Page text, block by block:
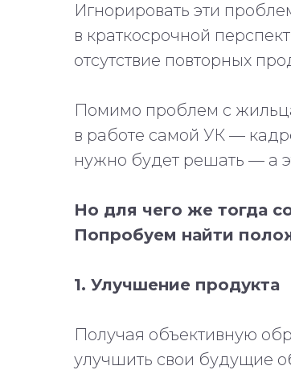
Игнорировать эти
в краткосрочной
отсутствие повторных
Помимо проблем с
в работе самой УК —
нужно будет решать — а
Но для чего же тогда
Попробуем найти
1. Улучшение продукта
Получая объективную
улучшить свои будущие